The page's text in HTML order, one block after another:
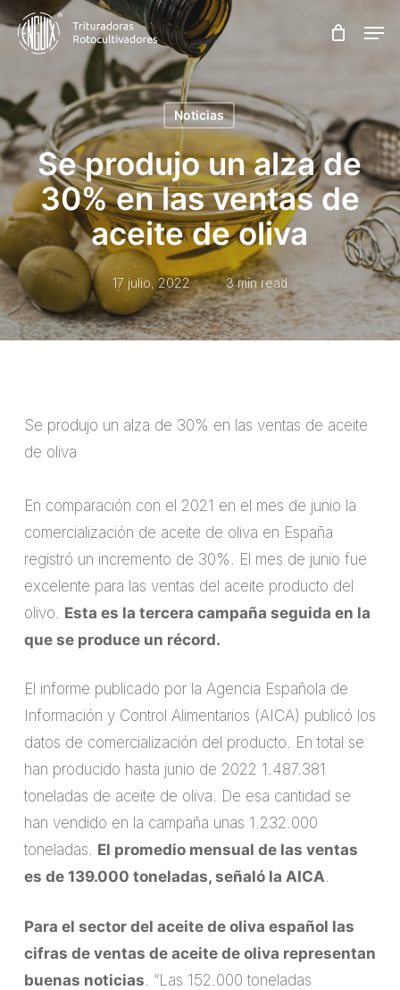
Skip
content
Noticias
Se produjo un alza de
30% en las ventas de
aceite de oliva
17 julio, 2022 3 min read
Se produjo un alza de 30% en las ventas de aceite
de oliva
En comparación con el 2021 en el mes de junio la
comercialización de aceite de oliva en España
registró un incremento de 30%. El mes de junio fue
excelente para las ventas del aceite producto del
olivo. Esta es la tercera campaña seguida en la
que se produce un récord.
El informe publicado por la Agencia Española de
Información y Control Alimentarios (AICA) publicó los
datos de comercialización del producto. En total se
han producido hasta junio de 2022 1.487.381
toneladas de aceite de oliva. De esa cantidad se
han vendido en la campaña unas 1.232.000
toneladas. El promedio mensual de las ventas
es de 139.000 toneladas, señaló la AICA.
Para el sector del aceite de oliva español las
cifras de ventas de aceite de oliva representan
buenas noticias . “Las 152.000 toneladas